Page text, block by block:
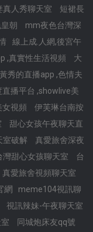
真人秀聊天室
短裙長
朝
mm夜色台灣深
線上成.人網,後宮午
,真實性生活視頻
大
秀的直播app ,色情夫
播平台 ,showlive美
女視頻
伊芙琳台南按
甜心女孩午夜聊天直
室破解
真愛旅舍深夜
灣甜心女孩聊天室
台
真愛旅舍視頻聊天室
網
meme104視訊聊
視訊辣妹-午夜聊天室
同城炮床友qq號